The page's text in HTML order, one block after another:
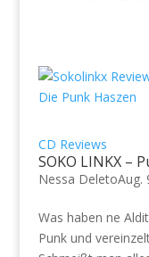
CD Reviews
SOKO LINKX –
Nessa DeletoAug.
Was haben ne
Punk und